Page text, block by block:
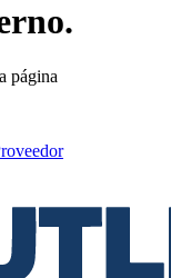
página